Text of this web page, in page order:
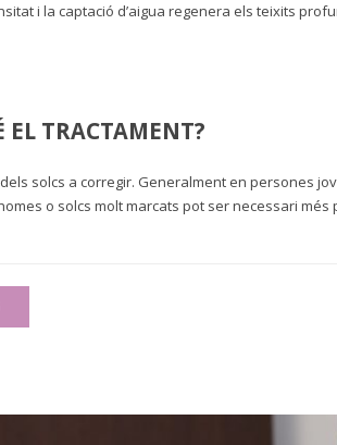
i la captació d’aigua regenera els teixits
EL TRACTAMENT?
solcs a corregir. Generalment en persones
o solcs molt marcats pot ser necessari més